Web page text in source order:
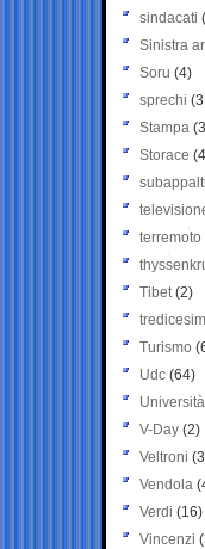
sindacati
Sinistra
Soru (4)
sprechi
Stampa
Storace
subappalti
terremoto
Tibet(2)
Turismo
Udc (64)
Università
V-Day (2)
Veltroni
Vendola
Verdi (16)
Vincenzi